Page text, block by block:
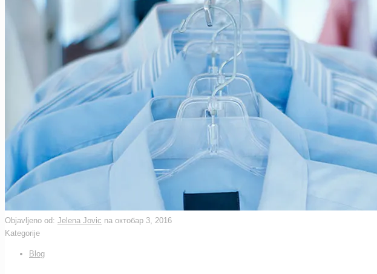
Objavljeno od: Jelena Jovic na октобар 3, 2016
Kategorije
Blog